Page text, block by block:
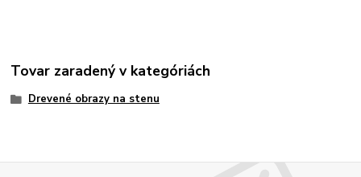
Tovar zaradený v kategóriách
Drevené obrazy na stenu